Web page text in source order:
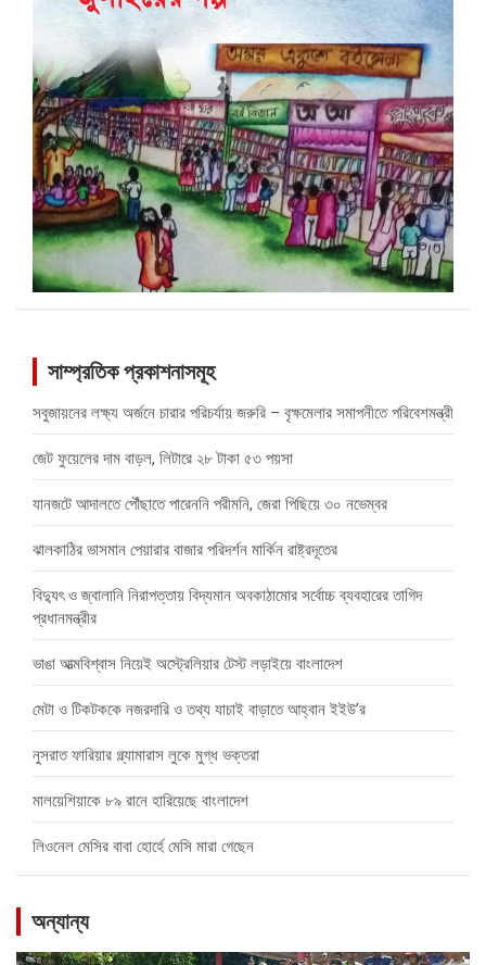
সাম্প্রতিক প্রকাশনাসমূহ
সবুজায়নের লক্ষ্য অর্জনে চারার পরিচর্যায় জরুরি – বৃক্ষমেলার সমাপনীতে পরিবেশমন্ত্রী
জেট ফুয়েলের দাম বাড়ল, লিটারে ২৮ টাকা ৫৩ পয়সা
যানজটে আদালতে পৌঁছাতে পারেননি পরীমনি, জেরা পিছিয়ে ৩০ নভেম্বর
ঝালকাঠির ভাসমান পেয়ারার বাজার পরিদর্শন মার্কিন রাষ্ট্রদূতের
বিদ্যুৎ ও জ্বালানি নিরাপত্তায় বিদ্যমান অবকাঠামোর সর্বোচ্চ ব্যবহারের তাগিদ
প্রধানমন্ত্রীর
ভাঙা আত্মবিশ্বাস নিয়েই অস্ট্রেলিয়ার টেস্ট লড়াইয়ে বাংলাদেশ
মেটা ও টিকটককে নজরদারি ও তথ্য যাচাই বাড়াতে আহ্বান ইইউ’র
নুসরাত ফারিয়ার গ্ল্যামারাস লুকে মুগ্ধ ভক্তরা
মালয়েশিয়াকে ৮৯ রানে হারিয়েছে বাংলাদেশ
লিওনেল মেসির বাবা হোর্হে মেসি মারা গেছেন
অন্যান্য